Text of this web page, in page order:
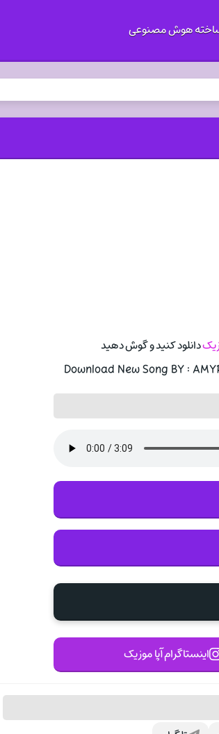
ساخته هوش مصنوعی
دانلود کنید و گوش دهید
Download New Song BY :
اینستاگرام آپا موزیک